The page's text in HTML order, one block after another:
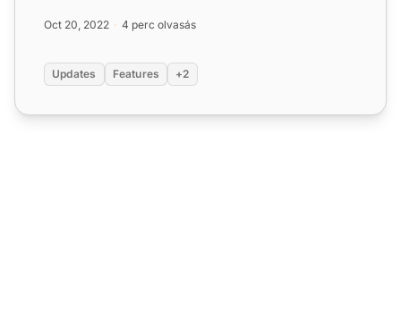
Oct 20, 2022 4 perc olvasás
Updates Features +2